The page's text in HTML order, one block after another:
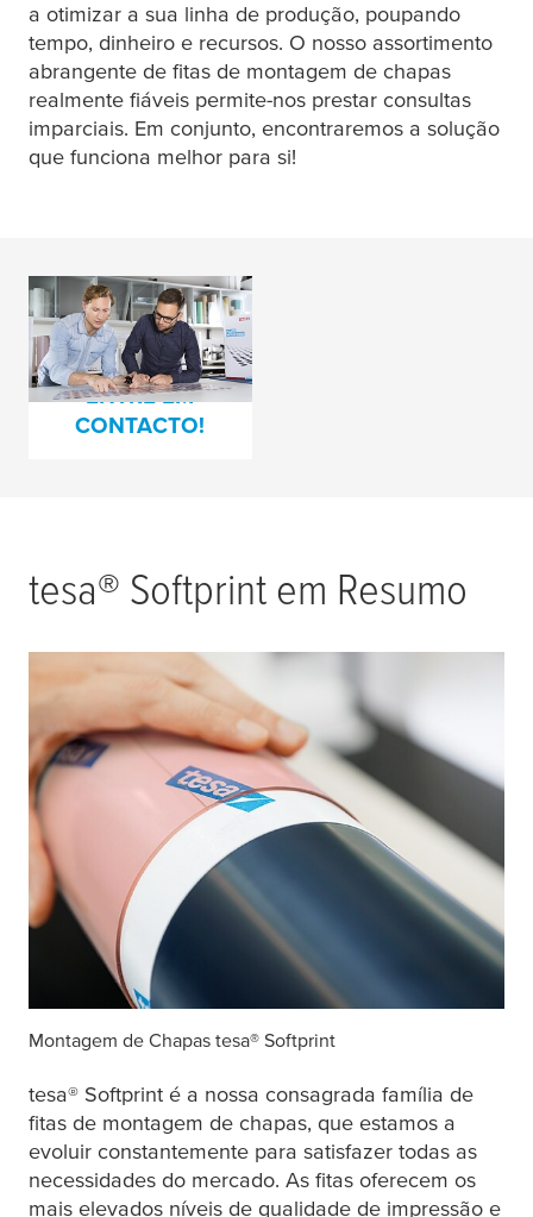
a otimizar a sua linha de produção, poupando
tempo, dinheiro e recursos. O nosso assortimento
abrangente de fitas de montagem de chapas
realmente fiáveis permite-nos prestar consultas
imparciais. Em conjunto, encontraremos a solução
que funciona melhor para si!
Pedido de Consulta
para Montagem de
Clichés
ENTRE EM
CONTACTO!
tesa® Softprint em Resumo
Montagem de Chapas tesa® Softprint
tesa® Softprint é a nossa consagrada família de
fitas de montagem de chapas, que estamos a
evoluir constantemente para satisfazer todas as
necessidades do mercado. As fitas oferecem os
mais elevados níveis de qualidade de impressão e